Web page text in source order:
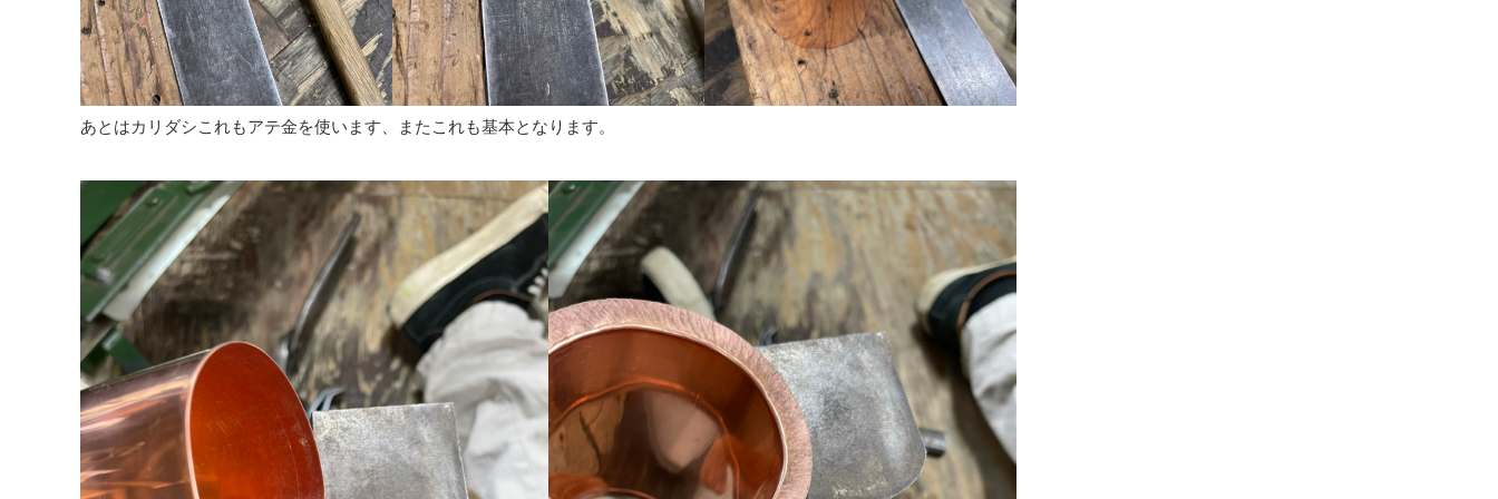
あとはカリダシこれもアテ金を使います、またこれも基本となります。